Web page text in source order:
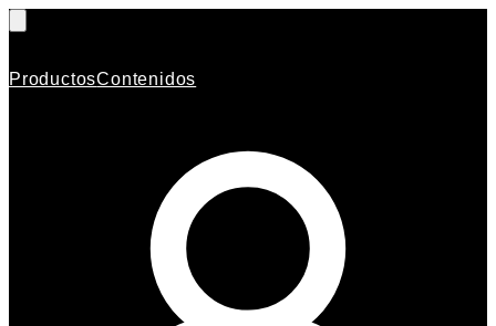
ProductosContenidos